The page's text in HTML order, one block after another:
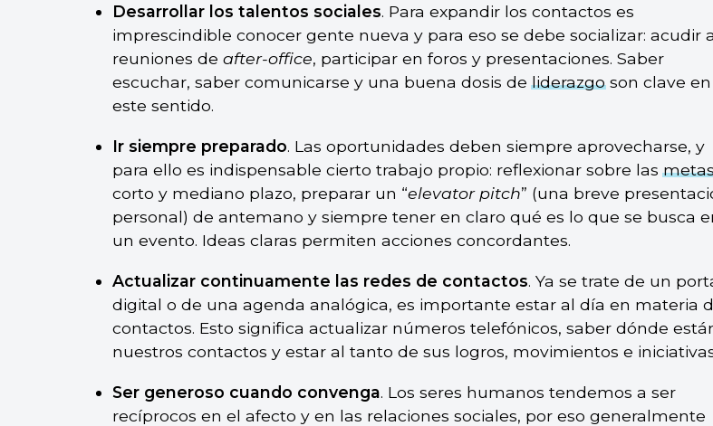
Desarrollar los talentos sociales. Para expandir los contactos es
imprescindible conocer gente nueva y para eso se debe socializar: acudir a
reuniones de after-office, participar en foros y presentaciones. Saber
escuchar, saber comunicarse y una buena dosis deliderazgoson clave en
este sentido.
Ir siempre preparado. Las oportunidades deben siempre aprovecharse, y
para ello es indispensable cierto trabajo propio: reflexionar sobre las
corto y mediano plazo, preparar un “elevator pitch” (una breve
personal) de antemano y siempre tener en claro qué es lo que se busca
un evento. Ideas claras permiten acciones concordantes.
Actualizar continuamente las redes de contactos. Ya se trate de un
digital o de una agenda analógica, es importante estar al día en materia
contactos. Esto significa actualizar números telefónicos, saber dónde
nuestros contactos y estar al tanto de sus logros, movimientos e
Ser generoso cuando convenga. Los seres humanos tendemos a ser
recíprocos en el afecto y en las relaciones sociales, por eso generalmente